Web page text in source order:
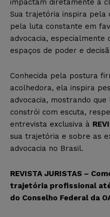
Sua trajetória inspira pela
pela luta constante em
advocacia, especialmente
espaços de poder e
Conhecida pela postura
acolhedora, ela inspira
advocacia, mostrando
constrói com escuta,
entrevista exclusiva à
sua trajetória e sobre as
advocacia no Brasil.
REVISTA JURISTAS –
trajetória profissional
do Conselho Federal da